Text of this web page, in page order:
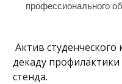
профессионального
Актив
декаду
стенда.